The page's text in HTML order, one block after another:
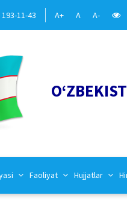
11-43 A+ A A-
Faoliyat Hujjatlar